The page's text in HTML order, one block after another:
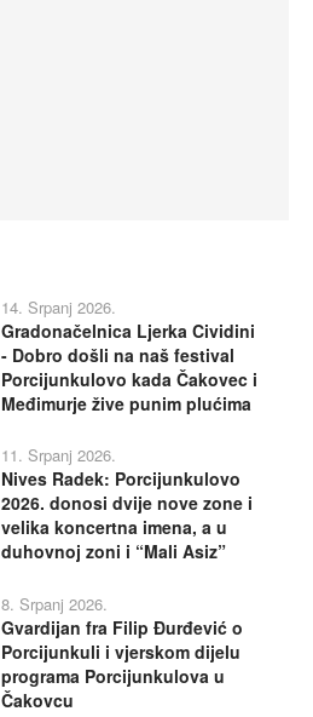
14. Srpanj 2026.
Gradonačelnica Ljerka Cividini
- Dobro došli na naš festival
Porcijunkulovo kada Čakovec i
Međimurje žive punim plućima
11. Srpanj 2026.
Nives Radek: Porcijunkulovo
2026. donosi dvije nove zone i
velika koncertna imena, a u
duhovnoj zoni i “Mali Asiz”
8. Srpanj 2026.
Gvardijan fra Filip Đurđević o
Porcijunkuli i vjerskom dijelu
programa Porcijunkulova u
Čakovcu